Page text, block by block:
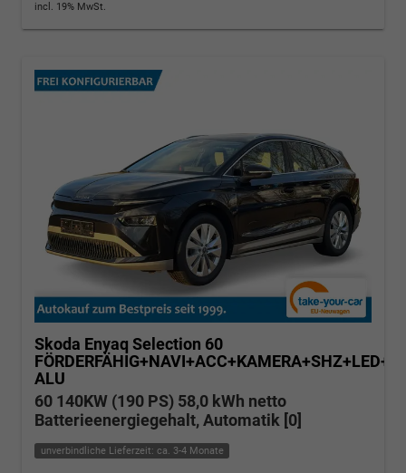
incl. 19% MwSt.
Skoda Enyaq Selection 60
ALU
60 140KW (190 PS) 58,0 kWh netto
Batterieenergiegehalt, Automatik [0]
unverbindliche Lieferzeit: ca. 3-4 Monate